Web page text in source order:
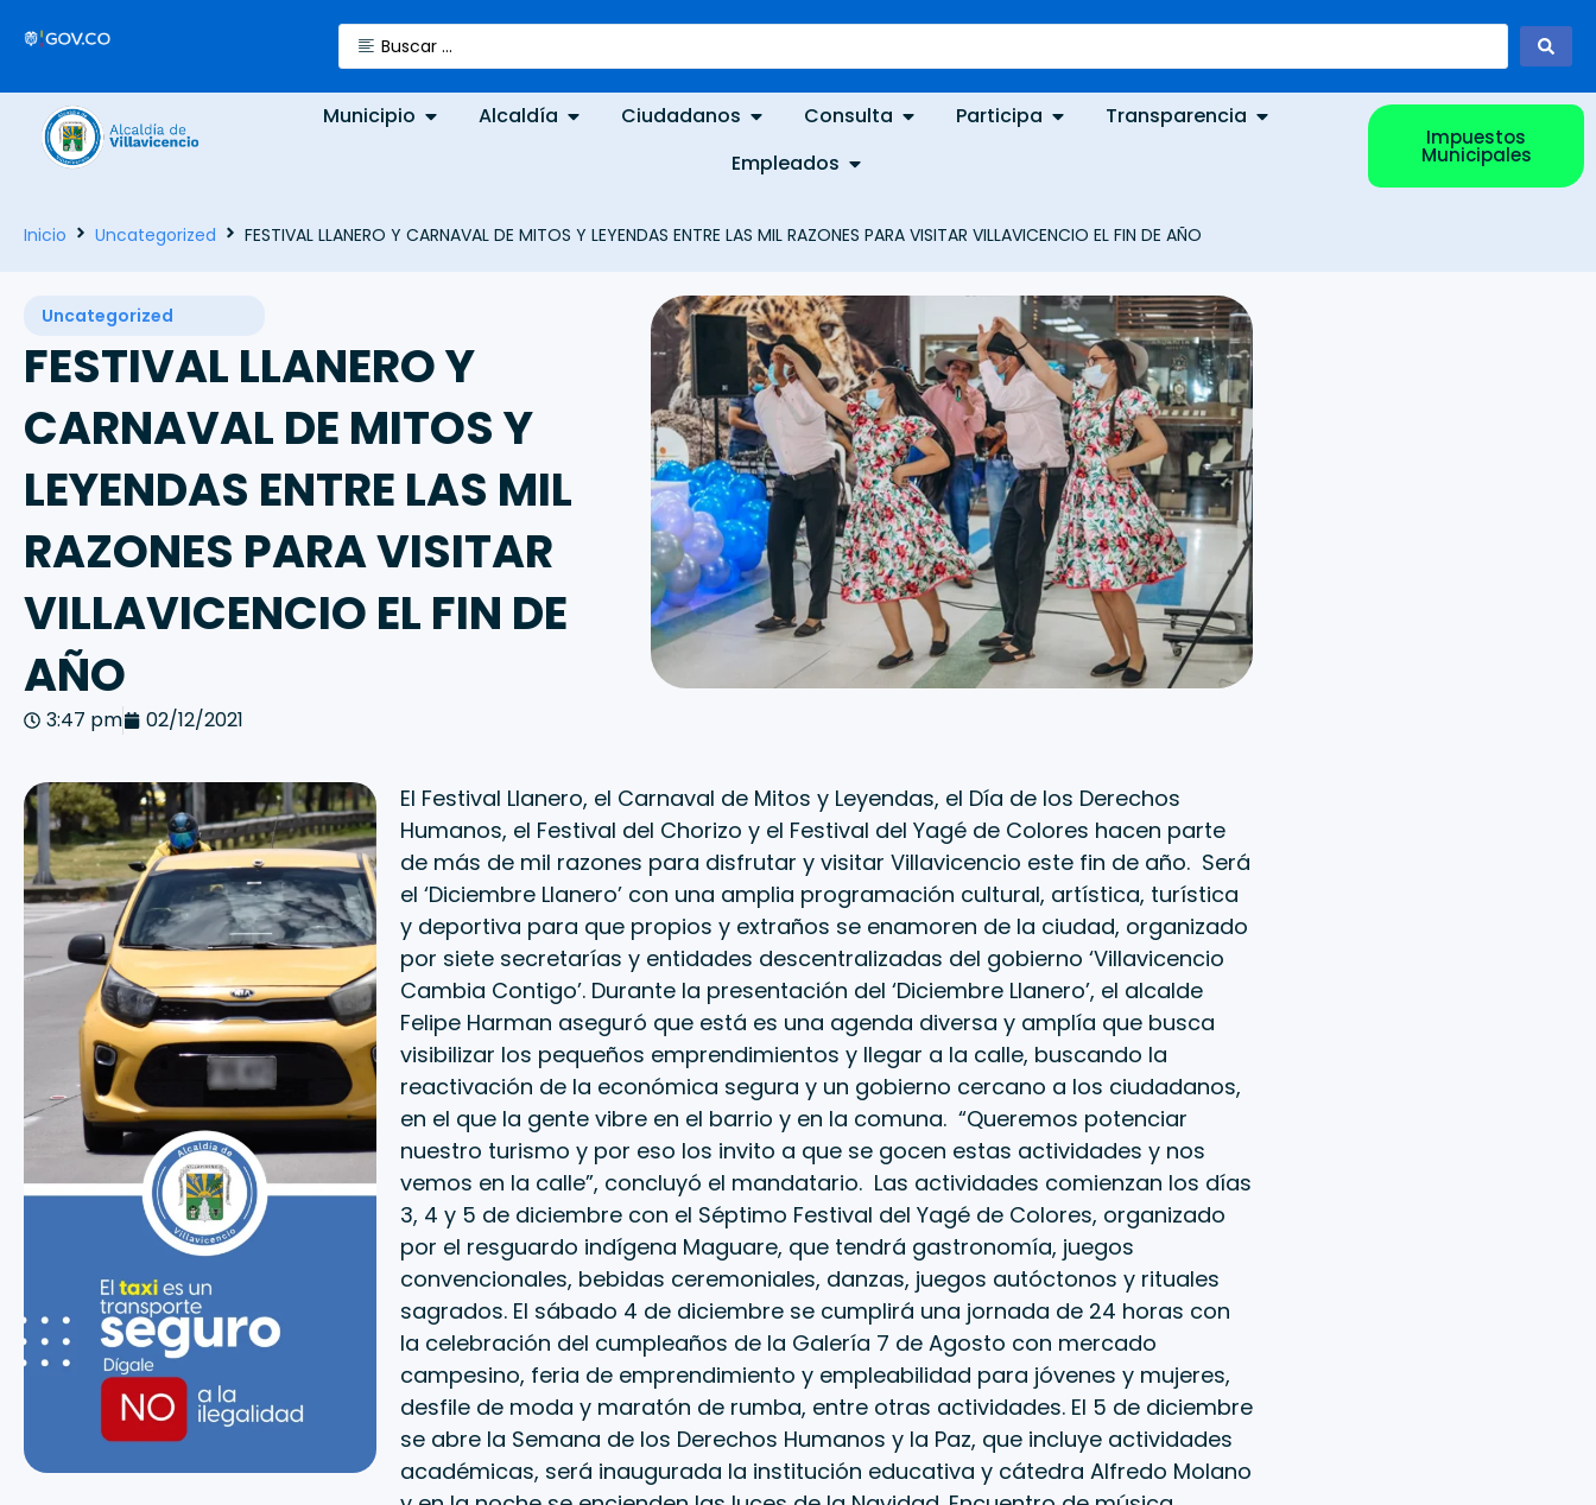
Municipio Alcaldía Ciudadanos Consulta Participa
Transparencia
Empleados
Impuestos
Municipales
Inicio Uncategorized FESTIVAL LLANERO Y CARNAVAL DE MITOS Y LEYENDAS ENTRE LAS MIL RAZONES PARA VISITAR VILLAVICENCIO EL FIN DE AÑO
Uncategorized
FESTIVAL LLANERO Y
CARNAVAL DE MITOS Y
LEYENDAS ENTRE LAS MIL
RAZONES PARA VISITAR
VILLAVICENCIO EL FIN DE
AÑO
3:47 pm 02/12/2021
El Festival Llanero, el Carnaval de Mitos y Leyendas, el Día de los Derechos
Humanos, el Festival del Chorizo y el Festival del Yagé de Colores hacen parte
de más de mil razones para disfrutar y visitar Villavicencio este fin de año. Será
el ‘Diciembre Llanero’ con una amplia programación cultural, artística, turística
y deportiva para que propios y extraños se enamoren de la ciudad, organizado
por siete secretarías y entidades descentralizadas del gobierno ‘Villavicencio
Cambia Contigo’. Durante la presentación del ‘Diciembre Llanero’, el alcalde
Felipe Harman aseguró que está es una agenda diversa y amplía que busca
visibilizar los pequeños emprendimientos y llegar a la calle, buscando la
reactivación de la económica segura y un gobierno cercano a los ciudadanos,
en el que la gente vibre en el barrio y en la comuna. “Queremos potenciar
nuestro turismo y por eso los invito a que se gocen estas actividades y nos
vemos en la calle”, concluyó el mandatario. Las actividades comienzan los días
3, 4 y 5 de diciembre con el Séptimo Festival del Yagé de Colores, organizado
por el resguardo indígena Maguare, que tendrá gastronomía, juegos
convencionales, bebidas ceremoniales, danzas, juegos autóctonos y rituales
sagrados. El sábado 4 de diciembre se cumplirá una jornada de 24 horas con
la celebración del cumpleaños de la Galería 7 de Agosto con mercado
campesino, feria de emprendimiento y empleabilidad para jóvenes y mujeres,
desfile de moda y maratón de rumba, entre otras actividades. El 5 de diciembre
se abre la Semana de los Derechos Humanos y la Paz, que incluye actividades
académicas, será inaugurada la institución educativa y cátedra Alfredo Molano